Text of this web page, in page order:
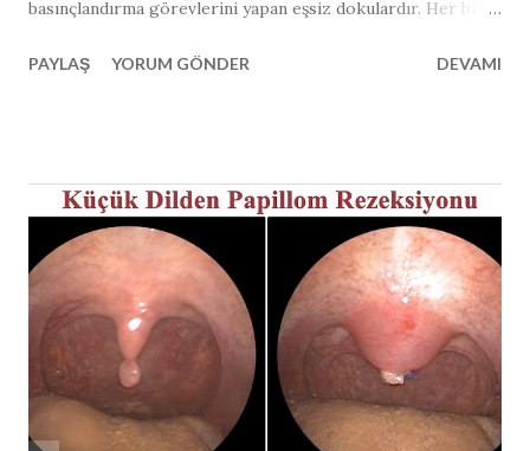
basınçlandırma görevlerini yapan eşsiz dokulardır. Her bir
aklınıza en çok gelen şey " burun etlerinden tamamen
ne kadar önemli olduğu sonrasında anlaşılmıştır. Dış ortam
havasından bulunan tüm mikroorganizmalar, allerjenler
burun etleri tarafından burun içerisinde yakalanmaktadır.
Yaklaşık sosis şeklinde olan alt burun etleri içerisinde
birçok damar ağı bulunmaktadır ve sıcaktır. Dış kısmında
mukus tabakası bulunur ve burnumuzu hava girdiğinde
burun etine çarpan hava yuvarlanma hareketi yaparak burun
etini çarpar, içerisinde bulunan bütün partikülleri, yabancı
PAYLAŞ YORUM GÖNDER DEVAMI